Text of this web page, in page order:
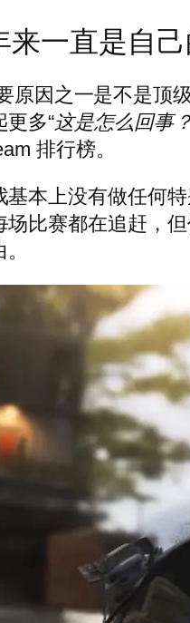
来一直是自
原因之一是不是
多“这是怎么回事？
排行榜。
本上没有做任何
比赛都在追赶，